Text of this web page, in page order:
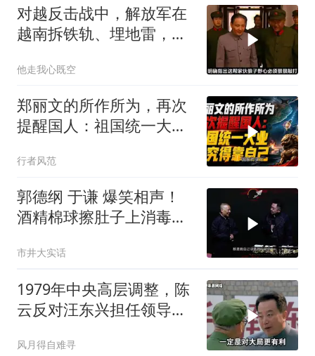
对越反击战中，解放军在
越南拆铁轨、埋地雷，是
他走我心既空
郑丽文的所作所为，再次
提醒国人：祖国统一大
行者风范
郭德纲 于谦 爆笑相声！
酒精棉球擦肚子上消毒，
擦反了？
市井大实话
1979年中央高层调整，陈
云反对汪东兴担任领导职
风月得自难寻